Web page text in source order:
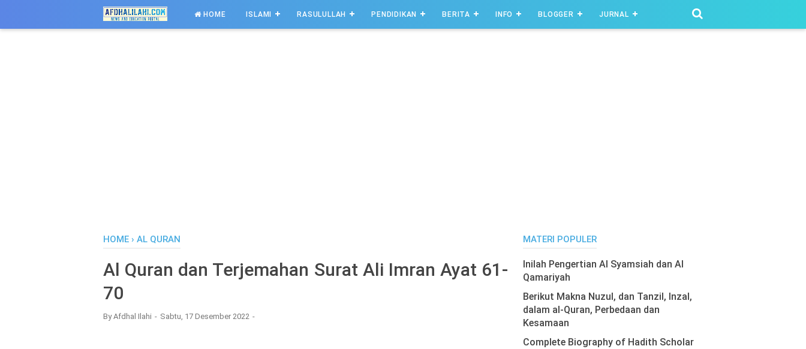
HOME ISLAMI RASULULLAH PENDIDIKAN BERITA INFO BLOGGER JURNAL
HOME › AL QURAN
Al Quran dan Terjemahan Surat Ali Imran Ayat 61-
70
ByAfdhal Ilahi Sabtu, 17 Desember 2022
MATERI POPULER
Inilah Pengertian Al Syamsiah dan Al
Qamariyah
Berikut Makna Nuzul, dan Tanzil, Inzal,
dalam al-Quran, Perbedaan dan
Kesamaan
Complete Biography of Hadith Scholar